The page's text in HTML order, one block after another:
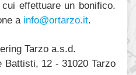
effettuare un bonifico.
a
ti.oz
ratro
@ofni .
Tarzo a.s.d.
Battisti, 12 - 31020 Tarzo